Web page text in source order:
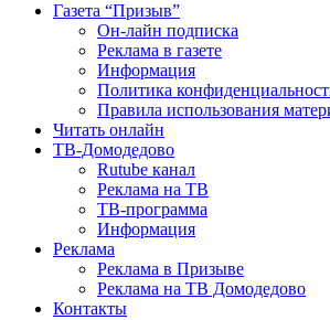
Газета “Призыв”
Он-лайн подписка
Реклама в газете
Информация
Политика
Правила использования
Читать онлайн
ТВ-Домодедово
Rutube канал
Реклама на ТВ
ТВ-программа
Информация
Реклама
Реклама в Призыве
Реклама на ТВ Домодедово
Контакты